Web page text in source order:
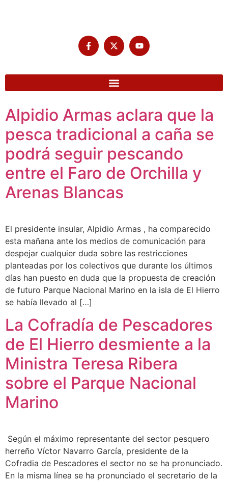
Alpidio Armas aclara que la
pesca tradicional a caña se
podrá seguir pescando
entre el Faro de Orchilla y
Arenas Blancas
El presidente insular, Alpidio Armas , ha comparecido
esta mañana ante los medios de comunicación para
despejar cualquier duda sobre las restricciones
planteadas por los colectivos que durante los últimos
días han puesto en duda que la propuesta de creación
de futuro Parque Nacional Marino en la isla de El Hierro
se había llevado al […]
La Cofradía de Pescadores
de El Hierro desmiente a la
Ministra Teresa Ribera
sobre el Parque Nacional
Marino
Según el máximo representante del sector pesquero
herreño Víctor Navarro García, presidente de la
Cofradia de Pescadores el sector no se ha pronunciado.
En la misma línea se ha pronunciado el secretario de la